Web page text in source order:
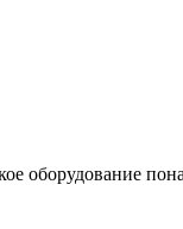
оборудование